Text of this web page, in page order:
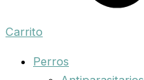
Carrito
Perros